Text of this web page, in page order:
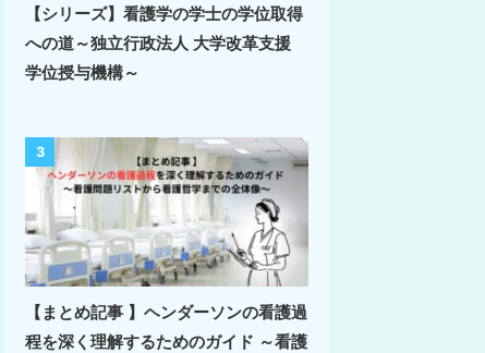
【シリーズ】看護学の学士の学位取得
への道～独立行政法人 大学改革支援
学位授与機構～
3
【まとめ記事 】ヘンダーソンの看護過
程を深く理解するためのガイド ～看護